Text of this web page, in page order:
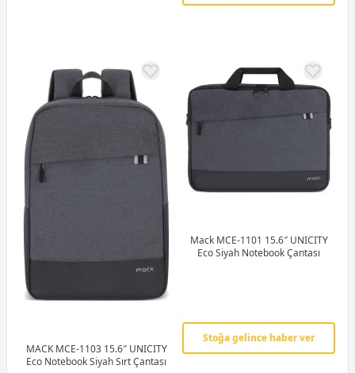
MACK MCE-1103 15.6″ UNICITY
Eco Notebook Siyah Sırt Çantası
Mack MCE-1101 15.6″ UNICITY
Eco Siyah Notebook Çantası
Stoğa gelince haber ver